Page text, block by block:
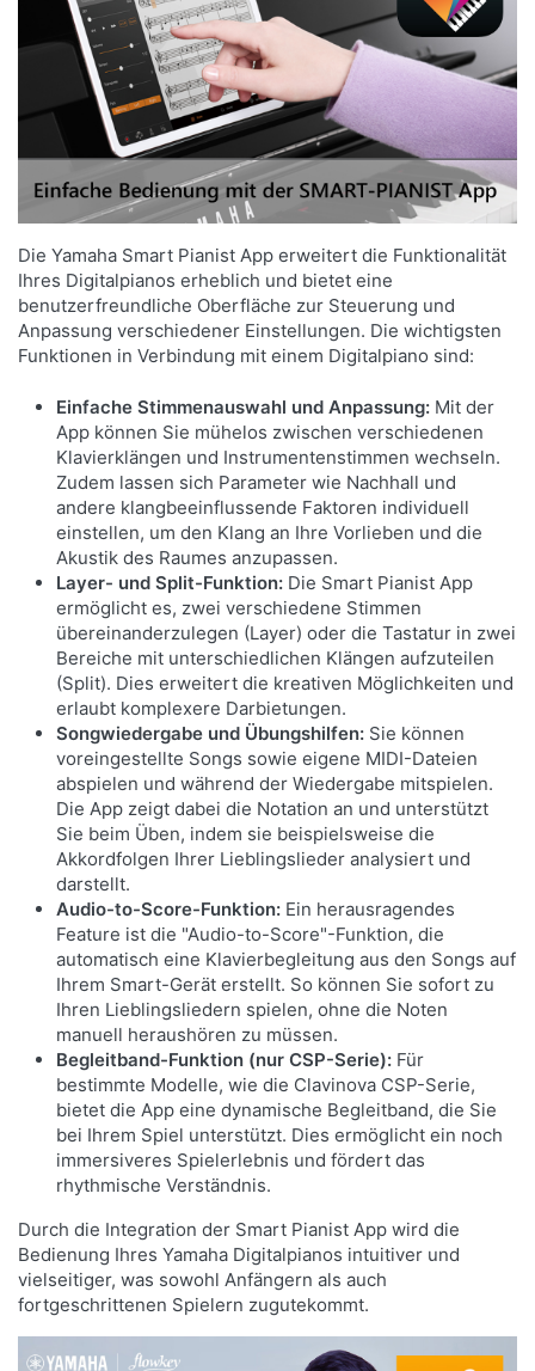
Ein Flügelpedal bietet dem Spieler ein
einzigartiges Widerstandsgefühl. Die
GrandTouchTM Pedale bringen genau dieses
Erlebnis näher, indem sie die typische Mechanik
eines Flügels nachahmen und so für ein noch
intensiveres Spielgefühl sorgen.
KLANG AUF HÖCHSTEM NIVEAU
Das NU1XA ermöglicht das Spielen von Tönen des
erstklassigen Yamaha CFX Konzertflügels sowie
des sanft klingenden Bösendorfer Imperial-Flügels.
Die frisch gesampleten Klänge verleihen dem Spiel
eine noch tiefere Resonanz.
NICHT NUR KLANG, SONDERN
GEFÜHL
Die Yamaha Smart Pianist App erweitert die Funktionalität
Ihres Digitalpianos erheblich und bietet eine
benutzerfreundliche Oberfläche zur Steuerung und
Anpassung verschiedener Einstellungen. Die wichtigsten
Funktionen in Verbindung mit einem Digitalpiano sind:
Einfache Stimmenauswahl und Anpassung: Mit der
App können Sie mühelos zwischen verschiedenen
Klavierklängen und Instrumentenstimmen wechseln.
Zudem lassen sich Parameter wie Nachhall und
andere klangbeeinflussende Faktoren individuell
einstellen, um den Klang an Ihre Vorlieben und die
Akustik des Raumes anzupassen.
Layer- und Split-Funktion: Die Smart Pianist App
ermöglicht es, zwei verschiedene Stimmen
übereinanderzulegen (Layer) oder die Tastatur in zwei
Bereiche mit unterschiedlichen Klängen aufzuteilen
(Split). Dies erweitert die kreativen Möglichkeiten und
erlaubt komplexere Darbietungen.
Songwiedergabe und Übungshilfen: Sie können
voreingestellte Songs sowie eigene MIDI-Dateien
abspielen und während der Wiedergabe mitspielen.
Die App zeigt dabei die Notation an und unterstützt
Sie beim Üben, indem sie beispielsweise die
Akkordfolgen Ihrer Lieblingslieder analysiert und
darstellt.
Audio-to-Score-Funktion: Ein herausragendes
Feature ist die "Audio-to-Score"-Funktion, die
automatisch eine Klavierbegleitung aus den Songs auf
Ihrem Smart-Gerät erstellt. So können Sie sofort zu
Ihren Lieblingsliedern spielen, ohne die Noten
manuell heraushören zu müssen.
Begleitband-Funktion (nur CSP-Serie): Für
bestimmte Modelle, wie die Clavinova CSP-Serie,
bietet die App eine dynamische Begleitband, die Sie
bei Ihrem Spiel unterstützt. Dies ermöglicht ein noch
immersiveres Spielerlebnis und fördert das
rhythmische Verständnis.
Durch die Integration der Smart Pianist App wird die
Bedienung Ihres Yamaha Digitalpianos intuitiver und
vielseitiger, was sowohl Anfängern als auch
fortgeschrittenen Spielern zugutekommt.